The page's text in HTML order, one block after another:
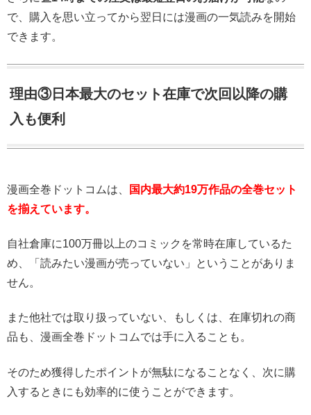
で、購入を思い立ってから翌日には漫画の一気読みを開始
できます。
理由③日本最大のセット在庫で次回以降の購
入も便利
漫画全巻ドットコムは、
国内最大約19万作品の全巻セット
を揃えています。
自社倉庫に100万冊以上のコミックを常時在庫しているた
め、「読みたい漫画が売っていない」ということがありま
せん。
また他社では取り扱っていない、もしくは、在庫切れの商
品も、漫画全巻ドットコムでは手に入ることも。
そのため獲得したポイントが無駄になることなく、次に購
入するときにも効率的に使うことができます。